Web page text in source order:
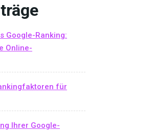
Google-Ranking:
Online-
für
Ihrer Google-